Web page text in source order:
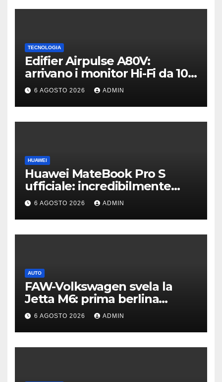
TECNOLOGIA
Edifier Airpulse A80V:
arrivano i monitor Hi-Fi da 100
W con USB Hi-Res
6 AGOSTO 2026 ADMIN
HUAWEI
Huawei MateBook Pro S
ufficiale: incredibilmente
leggero e supersottile
6 AGOSTO 2026 ADMIN
AUTO
FAW-Volkswagen svela la
Jetta M6: prima berlina
elettrica del marchio
6 AGOSTO 2026 ADMIN